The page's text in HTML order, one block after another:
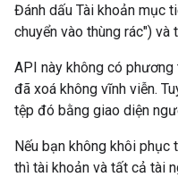
Đánh dấu Tài khoản mục
chuyển vào thùng rác") và
API này không có
đã xoá không vĩnh viễn.
tệp đó bằng giao diện
Nếu bạn không khôi phục
thì tài khoản và tất cả tài